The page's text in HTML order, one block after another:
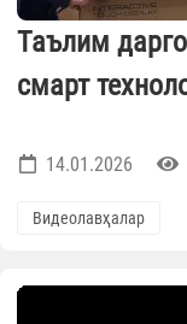
Таълим
смарт
14.01.2026
Видеолавҳалар